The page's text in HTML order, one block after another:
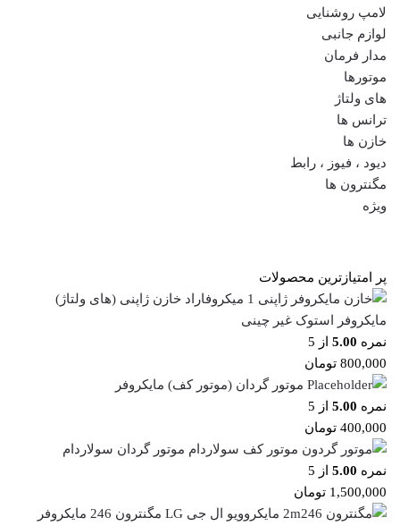
لامپ روشنایی
لوازم جانبی
مدار فرمان
موتورها
های ولتاژ
ترانس ها
خازن ها
دیود ، فیوز ، رابط
مگنترون ها
ویژه
پر امتیازترین محصولات
خازن ژاپنی (های ولتاژ)
مایکروفر استوک غیر چینی
نمره 5.00 از 5
800,000 تومان
موتور گردان (موتور کف) مایکروفر
نمره 5.00 از 5
400,000 تومان
موتور گردان سولاردام
نمره 5.00 از 5
1,500,000 تومان
مگنترون 246 مایکروفر